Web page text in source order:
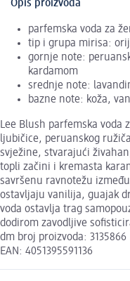
Opis proizvoda
parfemska voda za
tip i grupa mirisa:
gornje note:
kardamom
srednje note:
bazne note: koža,
Lee Blush parfemska voda
ljubičice, peruanskog
svježine, stvarajući
topli začini i kremasta
savršenu ravnotežu
ostavljaju vanilija, guajak
voda ostavlja trag
dodirom zavodljive
dm broj proizvoda: 3135866
EAN: 4051395591136